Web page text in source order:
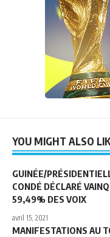
YOU MIGHT ALSO
GUINÉE/
CONDÉ DÉCLARÉ
59,49% DES VOIX
avril 15, 2021
MANIFESTATIONS AU